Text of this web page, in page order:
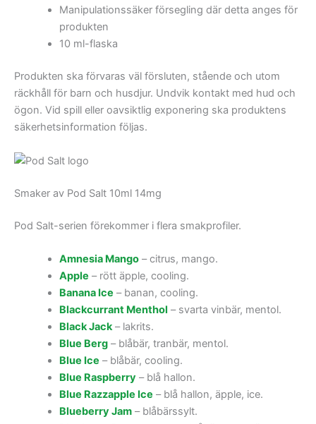
Manipulationssäker försegling där detta anges för
produkten
10 ml-flaska
Produkten ska förvaras väl försluten, stående och utom
räckhåll för barn och husdjur. Undvik kontakt med hud och
ögon. Vid spill eller oavsiktlig exponering ska produktens
säkerhetsinformation följas.
Smaker av Pod Salt 10ml 14mg
Pod Salt-serien förekommer i flera smakprofiler.
Amnesia Mango– citrus, mango.
Apple – rött äpple, cooling.
Banana Ice – banan, cooling.
Blackcurrant Menthol – svarta vinbär, mentol.
Black Jack– lakrits.
Blue Berg– blåbär, tranbär, mentol.
Blue Ice – blåbär, cooling.
Blue Raspberry– blå hallon.
Blue Razzapple Ice – blå hallon, äpple, ice.
Blueberry Jam– blåbärssylt.